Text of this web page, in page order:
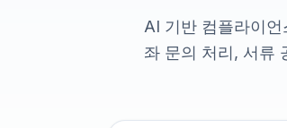
AI 기반 컴플라이
좌 문의 처리, 서류